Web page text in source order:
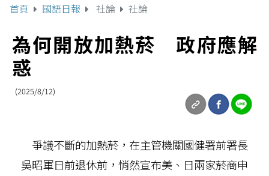
首頁 國語日報 社論 社論
為何開放加熱菸 政府應解
惑
(2025/8/12)
爭議不斷的加熱菸，在主管機關國健署前署長
吳昭軍日前退休前，悄然宣布美、日兩家菸商申